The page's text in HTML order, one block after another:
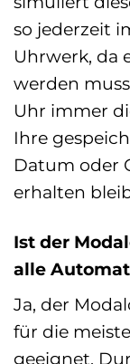
so jederzeit
Uhrwerk, da
werden
Uhr immer
Ihre
Datum oder
erhalten
Ist der
alle
Ja, der
für die
geeignet.